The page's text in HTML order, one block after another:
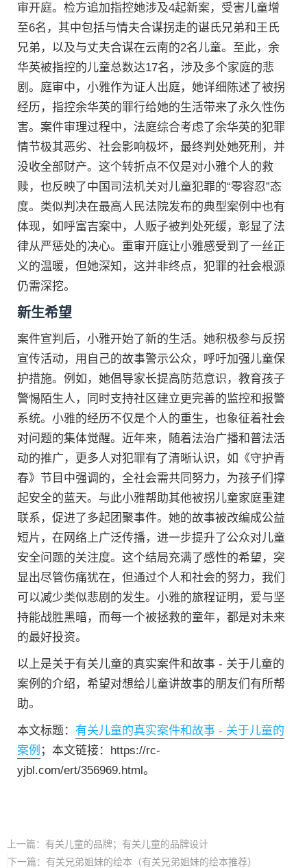
审开庭。检方追加指控她涉及4起新案，受害儿童增
至6名，其中包括与情夫合谋拐走的谌氏兄弟和王氏
兄弟，以及与丈夫合谋在云南的2名儿童。至此，余
华英被指控的儿童总数达17名，涉及多个家庭的悲
剧。庭审中，小雅作为证人出庭，她详细陈述了被拐
经历，指控余华英的罪行给她的生活带来了永久性伤
害。案件审理过程中，法庭综合考虑了余华英的犯罪
情节极其恶劣、社会影响极坏，最终判处她死刑，并
没收全部财产。这个转折点不仅是对小雅个人的救
赎，也反映了中国司法机关对儿童犯罪的“零容忍”态
度。类似判决在最高人民法院发布的典型案例中也有
体现，如呼富吉案中，人贩子被判处死缓，彰显了法
律从严惩处的决心。重审开庭让小雅感受到了一丝正
义的温暖，但她深知，这并非终点，犯罪的社会根源
仍需深挖。
新生希望
案件宣判后，小雅开始了新的生活。她积极参与反拐
宣传活动，用自己的故事警示公众，呼吁加强儿童保
护措施。例如，她倡导家长提高防范意识，教育孩子
警惕陌生人，同时支持社区建立更完善的监控和报警
系统。小雅的经历不仅是个人的重生，也象征着社会
对问题的集体觉醒。近年来，随着法治广播和普法活
动的推广，更多人对犯罪有了清晰认识，如《守护青
春》节目中强调的，全社会需共同努力，为孩子们撑
起安全的蓝天。与此小雅帮助其他被拐儿童家庭重建
联系，促进了多起团聚事件。她的故事被改编成公益
短片，在网络上广泛传播，进一步提升了公众对儿童
安全问题的关注度。这个结局充满了感性的希望，突
显出尽管伤痛犹在，但通过个人和社会的努力，我们
可以减少类似悲剧的发生。小雅的旅程证明，爱与坚
持能战胜黑暗，而每一个被拯救的童年，都是对未来
的最好投资。
以上是关于有关儿童的真实案件和故事 - 关于儿童的
案例的介绍，希望对想给儿童讲故事的朋友们有所帮
助。
本文标题： 有关儿童的真实案件和故事 - 关于儿童的
案例 ；本文链接：https://rc-
yjbl.com/ert/356969.html。
上一篇： 有关儿童的品牌；有关儿童的品牌设计
下一篇： 有关兄弟姐妹的绘本（有关兄弟姐妹的绘本推荐）